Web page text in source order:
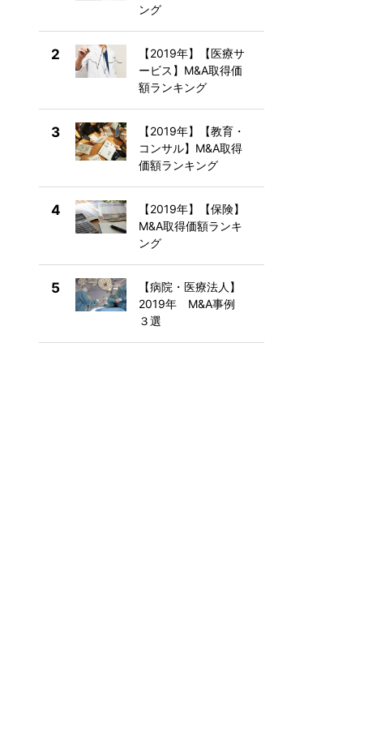
ング
2
【2019年】【医療サ
ービス】M&A取得価
額ランキング
3
【2019年】【教育・
コンサル】M&A取得
価額ランキング
4
【2019年】【保険】
M&A取得価額ランキ
ング
5
【病院・医療法人】
2019年 M&A事例
３選